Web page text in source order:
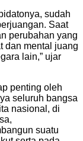
sudah
Saat
perubahan yang
dan mental juang
lain,” ujar
penting oleh
seluruh bangsa
nasional, di
suatu